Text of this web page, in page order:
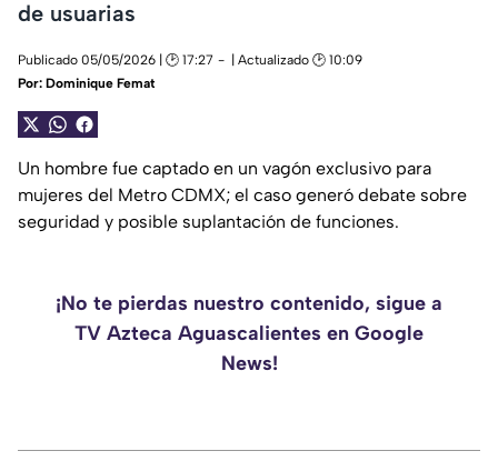
de usuarias
Publicado 05/05/2026 | 🕑 17:27
| Actualizado 🕑 10:09
Por: Dominique Femat
Un hombre fue captado en un vagón exclusivo para
mujeres del Metro CDMX; el caso generó debate sobre
seguridad y posible suplantación de funciones.
¡No te pierdas nuestro contenido, sigue a
TV Azteca Aguascalientes en Google
News!